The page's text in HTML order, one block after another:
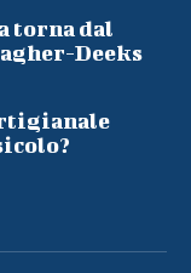
torna dal
Deeks